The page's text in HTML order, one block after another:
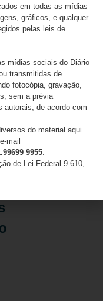
em todas as mídias
gráficos, e qualquer
pelas leis de
mídias sociais do Diário
transmitidas de
fotocópia, gravação,
sem a prévia
autorais, de acordo com
do material aqui
mail
9955.
de Lei Federal 9.610,